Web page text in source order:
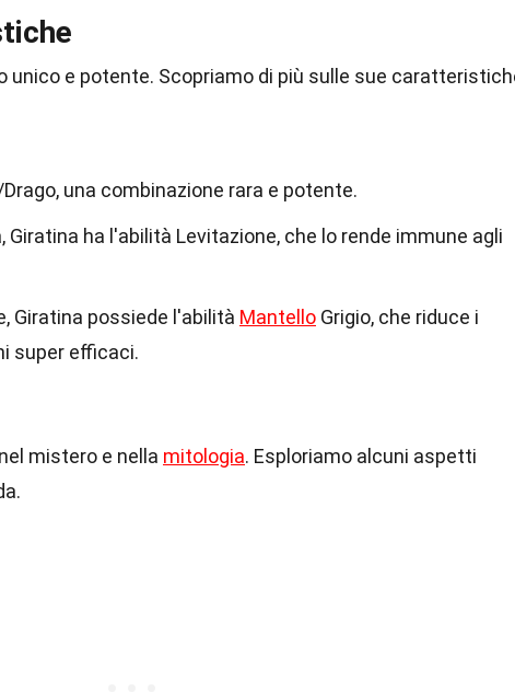
unico e potente. Scopriamo di più sulle sue
una combinazione rara e potente.
Giratina ha l'abilità Levitazione, che lo rende immune agli
Giratina possiede l'abilità Mantello Grigio, che riduce i
super efficaci.
mistero e nella mitologia. Esploriamo alcuni aspetti